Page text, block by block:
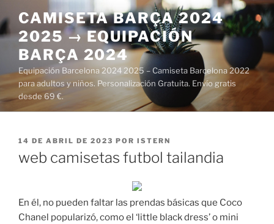
al
contenido
CAMISETA BARÇA 2024
2025 → EQUIPACIÓN
BARÇA 2024
Equipación Barcelona 2024 2025 – Camiseta Barcelona 2022
para adultos y niños. Personalización Gratuita. Envío gratis
desde 69 €.
PUBLICADO
14 DE ABRIL DE 2023 POR ISTERN
web camisetas futbol tailandia
En él, no pueden faltar las prendas básicas que Coco
Chanel popularizó, como el ‘little black dress’ o mini